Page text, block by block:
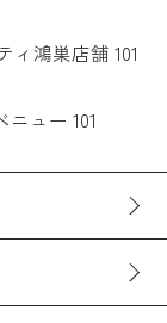
ィ鴻巣店舗 101
ュー 101